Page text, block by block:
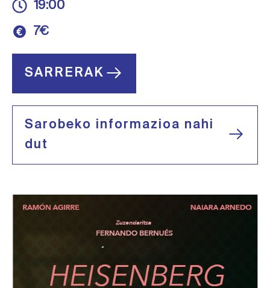
19:00
7€
SARRERAK
Sarobeko informazioa nahi
dut